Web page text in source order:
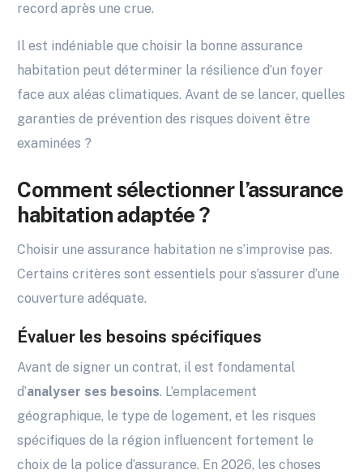
record après une crue.
Il est indéniable que choisir la bonne assurance
habitation peut déterminer la résilience d’un foyer
face aux aléas climatiques. Avant de se lancer, quelles
garanties de prévention des risques doivent être
examinées ?
Comment sélectionner l’assurance
habitation adaptée ?
Choisir une assurance habitation ne s’improvise pas.
Certains critères sont essentiels pour s’assurer d’une
couverture adéquate.
Évaluer les besoins spécifiques
Avant de signer un contrat, il est fondamental
d’analyser ses besoins. L’emplacement
géographique, le type de logement, et les risques
spécifiques de la région influencent fortement le
choix de la police d’assurance. En 2026, les choses